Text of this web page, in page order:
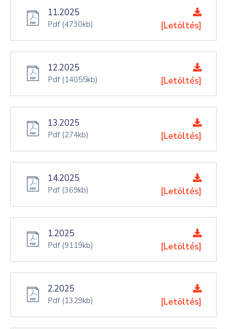
11.2025
Pdf (4730kb) [Letöltés]
12.2025
Pdf (14055kb) [Letöltés]
13.2025
Pdf (274kb) [Letöltés]
14.2025
Pdf (369kb) [Letöltés]
1.2025
Pdf (9119kb) [Letöltés]
2.2025
Pdf (1329kb) [Letöltés]